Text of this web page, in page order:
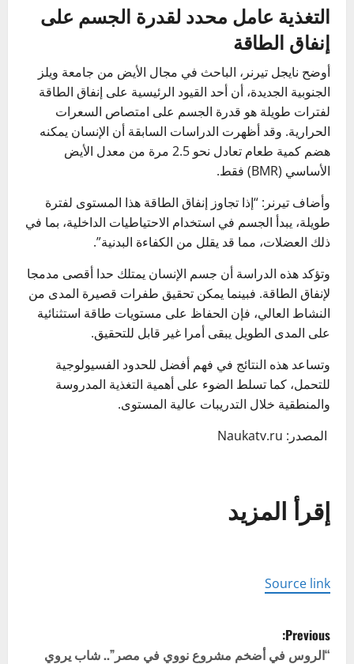
التغذية عامل محدد لقدرة الجسم على
إنفاق الطاقة
أوضح نايجل تيرنر، الباحث في مجال الأيض من جامعة ويلز
الجنوبية الجديدة، أن أحد القيود الرئيسية على إنفاق الطاقة
لفترات طويلة هو قدرة الجسم على امتصاص السعرات
الحرارية. وقد أظهرت الدراسات السابقة أن الإنسان يمكنه
هضم كمية طعام تعادل نحو 2.5 مرة من معدل الأيض
الأساسي (BMR) فقط.
وأضاف تيرنر: “إذا تجاوز إنفاق الطاقة هذا المستوى لفترة
طويلة، يبدأ الجسم في استخدام الاحتياطيات الداخلية، بما في
ذلك العضلات، مما قد يقلل من الكفاءة البدنية”.
وتؤكد هذه الدراسة أن جسم الإنسان يمتلك حدا أقصى مدمجا
لإنفاق الطاقة. فبينما يمكن تحقيق طفرات قصيرة المدى من
النشاط العالي، فإن الحفاظ على مستويات طاقة استثنائية
على المدى الطويل يبقى أمرا غير قابل للتحقيق.
وتساعد هذه النتائج في فهم أفضل للحدود الفسيولوجية
للتحمل، كما تسلط الضوء على أهمية التغذية المدروسة
والمنطقية خلال التدريبات عالية المستوى.
المصدر: Naukatv.ru
إقرأ المزيد
Source link
P
Previous:
“الروس في أضخم مشروع نووي في مصر”.. شاب يروي